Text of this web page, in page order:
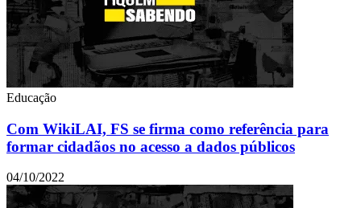
Educação
Com WikiLAI, FS se firma como referência para
formar cidadãos no acesso a dados públicos
04/10/2022